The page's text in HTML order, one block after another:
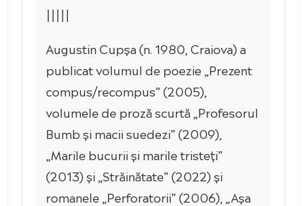
|||||
Augustin Cupșa (n. 1980, Craiova) a
publicat volumul de poezie „Prezent
compus/recompus” (2005),
volumele de proză scurtă „Profesorul
Bumb și macii suedezi” (2009),
„Marile bucurii și marile tristeți”
(2013) și „Străinătate” (2022) și
romanele „Perforatorii” (2006), „Așa